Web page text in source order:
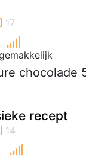
chocolade
recept